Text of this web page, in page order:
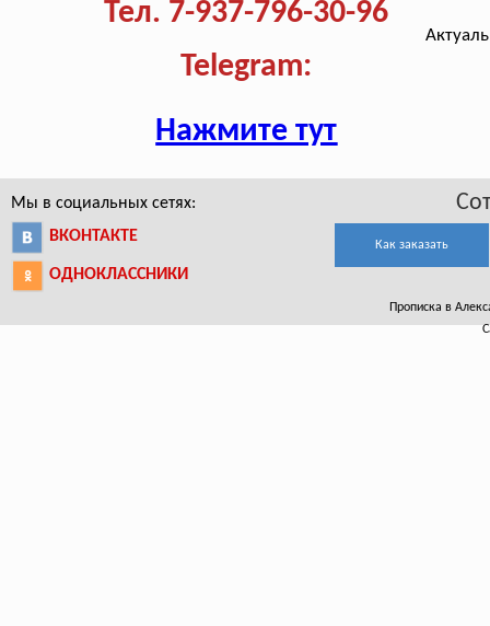
Тел. 7-937-796-30-96
Telegram:
Нажмите тут
Мы в социальных сетях:
ВКОНТАКТЕ
ОДНОКЛАССНИКИ
Как заказать
Прописка в